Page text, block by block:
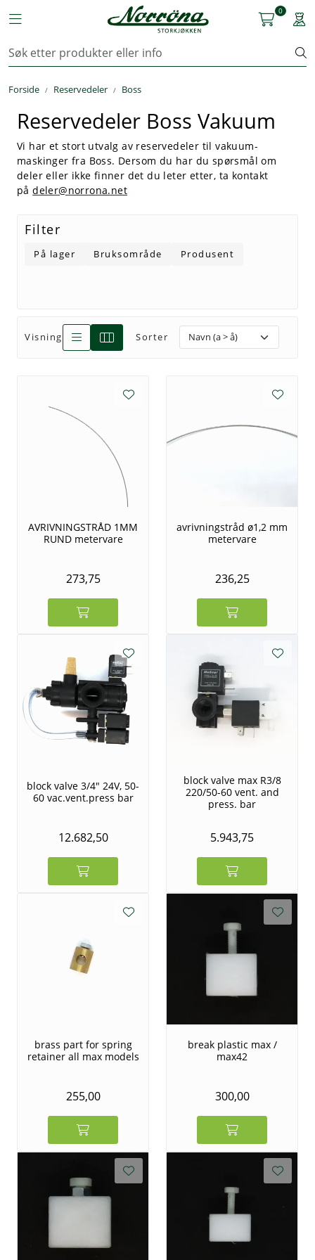
Toggle navigation
0
Forside Reservedeler Boss
Reservedeler Boss Vakuum
Vi har et stort utvalg av reservedeler til vakuum-
maskinger fra Boss. Dersom du har du spørsmål om
deler eller ikke finner det du leter etter, ta kontakt
pådeler@norrona.net
Filter
På lager Bruksområde Produsent
Visning Sorter
AVRIVNINGSTRÅD 1MM
RUND metervare
273,75
avrivningstråd ø1,2 mm
metervare
236,25
block valve 3/4" 24V, 50-
60 vac.vent.press bar
12.682,50
block valve max R3/8
220/50-60 vent. and
press. bar
5.943,75
brass part for spring
retainer all max models
255,00
break plastic max /
max42
300,00
Kjøkkenutstyr
Storkjøkken
Renhold & Vaskeri
Arbeidstøy